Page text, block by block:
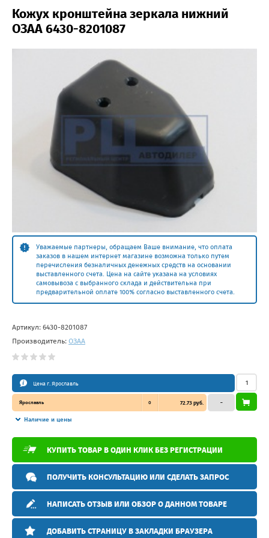
Кожух кронштейна зеркала нижний
ОЗАА 6430-8201087
Уважаемые партнеры, обращаем Ваше внимание, что оплата
заказов в нашем интернет магазине возможна только путем
перечисления безналичных денежных средств на основании
выставленного счета. Цена на сайте указана на условиях
самовывоза с выбранного склада и действительна при
предварительной оплате 100% согласно выставленного счета.
Артикул: 6430-8201087
Производитель: ОЗАА
Цена г. Ярославль
Ярославль 0 72.73 руб.
Наличие и цены
–
КУПИТЬ ТОВАР В ОДИН КЛИК БЕЗ РЕГИСТРАЦИИ
ПОЛУЧИТЬ КОНСУЛЬТАЦИЮ ИЛИ СДЕЛАТЬ ЗАПРОС
НАПИСАТЬ ОТЗЫВ ИЛИ ОБЗОР О ДАННОМ ТОВАРЕ
ДОБАВИТЬ СТРАНИЦУ В ЗАКЛАДКИ БРАУЗЕРА